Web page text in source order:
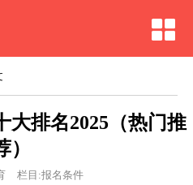
大排名2025（热门推
）
栏目:报名条件